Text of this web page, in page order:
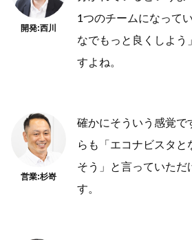
開発:西川
1つのチームになって
なでもっと良くしよう
すよね。
営業:杉嵜
確かにそういう感覚で
らも「エコナビスタと
そう」と言っていただ
す。